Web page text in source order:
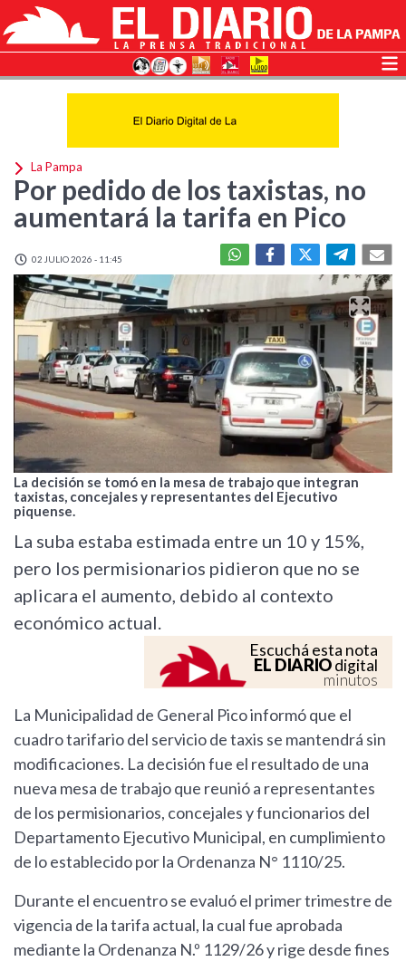
La Pampa
Por pedido de los taxistas, no
aumentará la tarifa en Pico
02 JULIO 2026 - 11:45
La decisión se tomó en la mesa de trabajo que integran
taxistas, concejales y representantes del Ejecutivo
piquense.
La suba estaba estimada entre un 10 y 15%,
pero los permisionarios pidieron que no se
aplicara el aumento, debido al contexto
económico actual.
Escuchá esta nota
EL DIARIOdigital
minutos
La Municipalidad de General Pico informó que el
cuadro tarifario del servicio de taxis se mantendrá sin
modificaciones. La decisión fue el resultado de una
nueva mesa de trabajo que reunió a representantes
de los permisionarios, concejales y funcionarios del
Departamento Ejecutivo Municipal, en cumplimiento
de lo establecido por la Ordenanza N° 1110/25.
Durante el encuentro se evaluó el primer trimestre de
vigencia de la tarifa actual, la cual fue aprobada
mediante la Ordenanza N.º 1129/26 y rige desde fines